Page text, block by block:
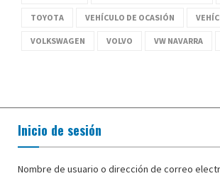
TOYOTA VEHÍCULO DE OCASIÓN
VOLKSWAGEN VOLVO VW NAVARRA
Inicio de sesión
Nombre de usuario o dirección de correo